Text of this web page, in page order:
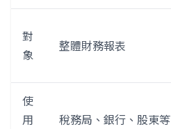
對
象
整體財務報表
使
用
稅務局、銀行、股東等